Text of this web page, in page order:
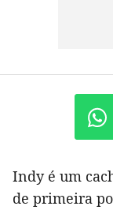
Indy é um
de primeira